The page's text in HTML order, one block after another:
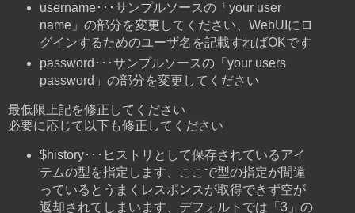
username･･･サンプルソースの「your user
name」の部分を変更してください、WebUIにロ
グインするためのユーザ名を記載すればOKです
password･･･サンプルソースの「your users
password」の部分を変更してください
最低限上記を修正してください
必要に応じて以下も修正してください
$history･･･ヒストリとして保存されているアイ
テムの型を指定します、ここで型の指定が間違
っているとうまくレスポンスが取得できず空が
返却されてしまいます、デフォルトでは「3」の